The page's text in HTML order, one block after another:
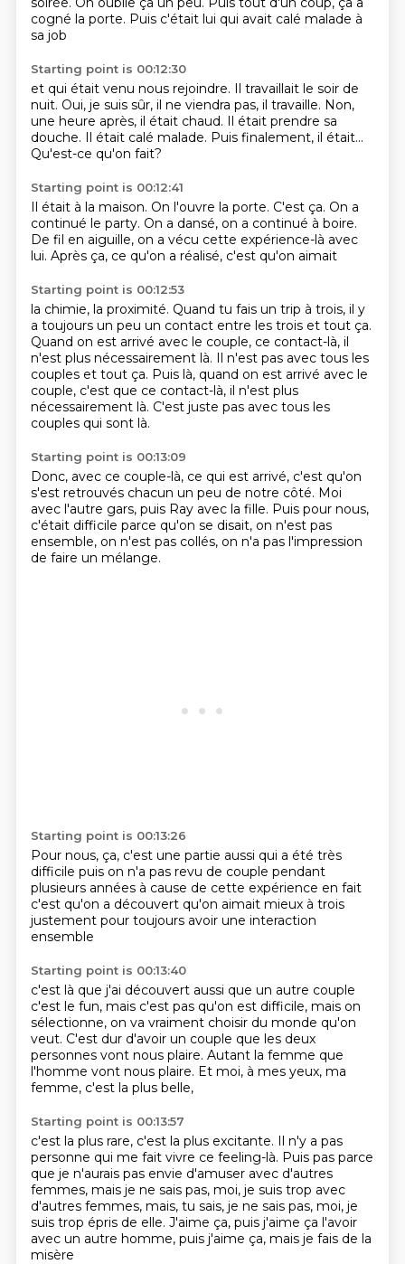
cogné la porte. Puis c'était lui qui avait calé malade à
sa job
Starting point is 00:12:30
et qui était venu nous rejoindre. Il travaillait le soir de
nuit. Oui, je suis sûr, il ne viendra pas, il travaille. Non,
une heure après, il était chaud. Il était prendre sa
douche. Il était calé malade. Puis finalement, il était...
Qu'est-ce qu'on fait?
Starting point is 00:12:41
Il était à la maison. On l'ouvre la porte. C'est ça. On a
continué le party. On a dansé, on a continué à boire.
De fil en aiguille, on a vécu cette expérience-là avec
lui. Après ça, ce qu'on a réalisé, c'est qu'on aimait
Starting point is 00:12:53
la chimie, la proximité. Quand tu fais un trip à trois, il y
a toujours un peu un contact entre les trois et tout ça.
Quand on est arrivé avec le couple, ce contact-là, il
n'est plus nécessairement là. Il n'est pas avec tous les
couples et tout ça. Puis là, quand on est arrivé avec le
couple, c'est que ce contact-là, il n'est plus
nécessairement là. C'est juste pas avec tous les
couples qui sont là.
Starting point is 00:13:09
Donc, avec ce couple-là, ce qui est arrivé, c'est qu'on
s'est retrouvés chacun un peu de notre côté. Moi
avec l'autre gars, puis Ray avec la fille. Puis pour nous,
c'était difficile parce qu'on se disait, on n'est pas
ensemble, on n'est pas collés, on n'a pas l'impression
de faire un mélange.
Starting point is 00:13:26
Pour nous, ça, c'est une partie aussi qui a été très
difficile puis on n'a pas revu de couple pendant
plusieurs années à cause de cette expérience en fait
c'est qu'on a découvert qu'on aimait mieux à trois
justement pour toujours avoir une interaction
ensemble
Starting point is 00:13:40
c'est là que j'ai découvert aussi que un autre couple
c'est le fun, mais c'est pas qu'on est difficile, mais on
sélectionne, on va vraiment choisir du monde qu'on
veut. C'est dur d'avoir un couple que les deux
personnes vont nous plaire. Autant la femme que
l'homme vont nous plaire. Et moi, à mes yeux, ma
femme, c'est la plus belle,
Starting point is 00:13:57
c'est la plus rare, c'est la plus excitante. Il n'y a pas
personne qui me fait vivre ce feeling-là. Puis pas parce
que je n'aurais pas envie d'amuser avec d'autres
femmes, mais je ne sais pas, moi, je suis trop avec
d'autres femmes, mais, tu sais, je ne sais pas, moi, je
suis trop épris de elle. J'aime ça, puis j'aime ça l'avoir
avec un autre homme, puis j'aime ça, mais je fais de la
misère